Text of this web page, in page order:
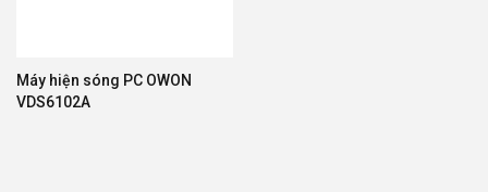
Máy hiện sóng PC OWON
VDS6102A